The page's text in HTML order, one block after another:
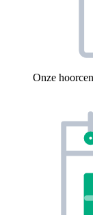
Onze